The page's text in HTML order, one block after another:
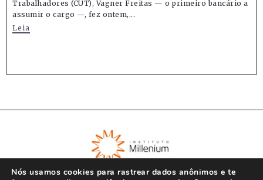
Trabalhadores (CUT), Vagner Freitas — o primeiro bancário a
assumir o cargo —, fez ontem,...
Leia
Nós usamos cookies para rastrear dados anônimos e te